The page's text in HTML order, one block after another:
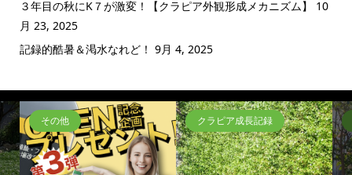
３年目の秋にK７が激変！【クラピア外観形成メカニズム】
10
月 23, 2025
記録的酷暑＆渇水なれど！ 9月 4, 2025
その他 クラピア成長記録